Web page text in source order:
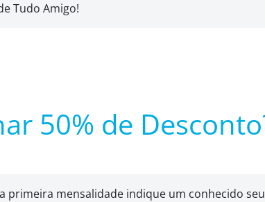
Tudo Amigo!
50% de
primeira mensalidade indique um conhecido seu